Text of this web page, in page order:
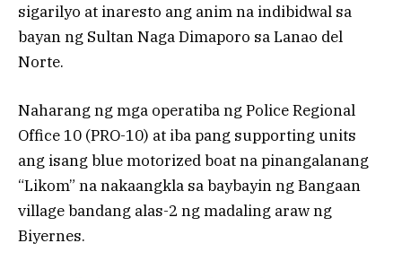
sigarilyo at inaresto ang anim na indibidwal sa
bayan ng Sultan Naga Dimaporo sa Lanao del
Norte.
Naharang ng mga operatiba ng Police Regional
Office 10 (PRO-10) at iba pang supporting units
ang isang blue motorized boat na pinangalanang
“Likom” na nakaangkla sa baybayin ng Bangaan
village bandang alas-2 ng madaling araw ng
Biyernes.